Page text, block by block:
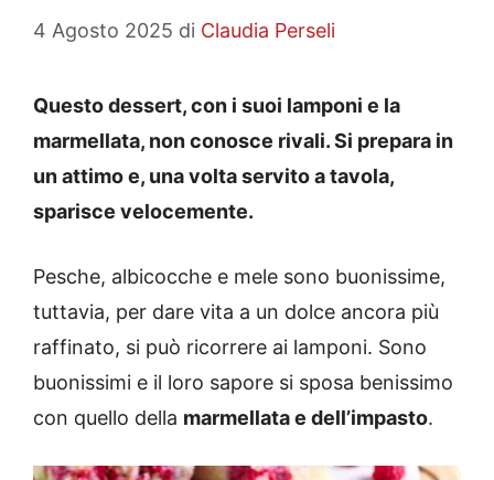
4 Agosto 2025 di Claudia Perseli
Questo dessert, con i suoi lamponi e la
marmellata, non conosce rivali. Si prepara in
un attimo e, una volta servito a tavola,
sparisce velocemente.
Pesche, albicocche e mele sono buonissime,
tuttavia, per dare vita a un dolce ancora più
raffinato, si può ricorrere ai lamponi. Sono
buonissimi e il loro sapore si sposa benissimo
con quello della marmellata e dell’impasto.